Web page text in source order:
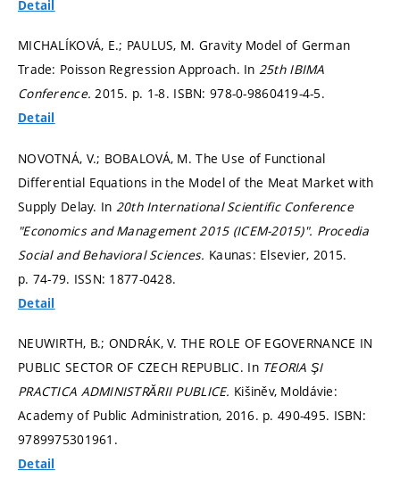
Detail
MICHALÍKOVÁ, E.; PAULUS, M. Gravity Model of German
Trade: Poisson Regression Approach. In 25th IBIMA
Conference.2015. p. 1-8. ISBN: 978-0-9860419-4-5.
Detail
NOVOTNÁ, V.; BOBALOVÁ, M. The Use of Functional
Differential Equations in the Model of the Meat Market with
Supply Delay. In 20th International Scientific Conference
"Economics and Management 2015 (ICEM-2015)". Procedia
Social and Behavioral Sciences. Kaunas: Elsevier, 2015.
p. 74-79. ISSN: 1877-0428.
Detail
NEUWIRTH, B.; ONDRÁK, V. THE ROLE OF EGOVERNANCE IN
PUBLIC SECTOR OF CZECH REPUBLIC. In TEORIA ŞI
PRACTICA ADMINISTRĂRII PUBLICE. Kišiněv, Moldávie:
Academy of Public Administration, 2016. p. 490-495. ISBN:
9789975301961.
Detail